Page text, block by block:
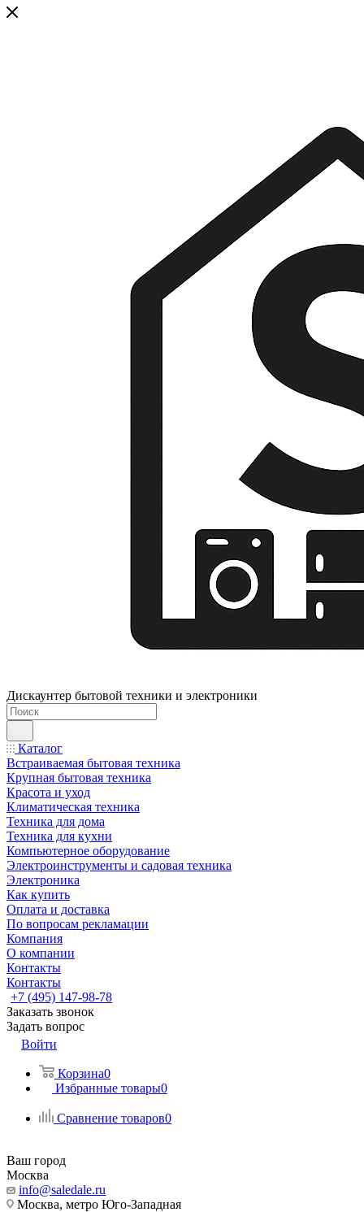
Дискаунтер бытовой техники и электроники
Каталог
Встраиваемая бытовая техника
Крупная бытовая техника
Красота и уход
Климатическая техника
Техника для дома
Техника для кухни
Компьютерное оборудование
Электроинструменты и садовая техника
Электроника
Как купить
Оплата и доставка
По вопросам рекламации
Компания
О компании
Контакты
Контакты
+7 (495) 147-98-78
Заказать звонок
Задать вопрос
Войти
Корзина0
Избранные товары0
Сравнение товаров0
Ваш город
Москва
info@saledale.ru
Москва, метро Юго-Западная